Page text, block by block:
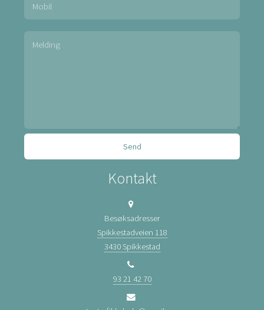
Kontakt
Besøksadresser
Spikkestadveien 118
3430 Spikkestad
93 21 42 70